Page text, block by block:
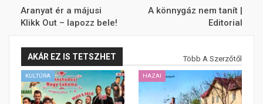
Aranyat ér a májusi
Klikk Out – lapozz bele!
A könnygáz nem tanít |
Editorial
AKÁR EZ IS TETSZHET Több A Szerzőtől
KULTÚRA HAZAI